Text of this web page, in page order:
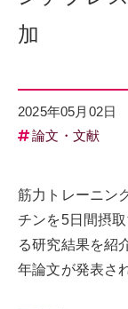
加
2025年05月02日
論文・文献
筋力トレーニン
チンを5日間摂
る研究結果を紹
年論文が発表さ